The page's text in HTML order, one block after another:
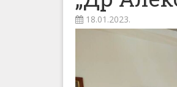
18.01.2023.